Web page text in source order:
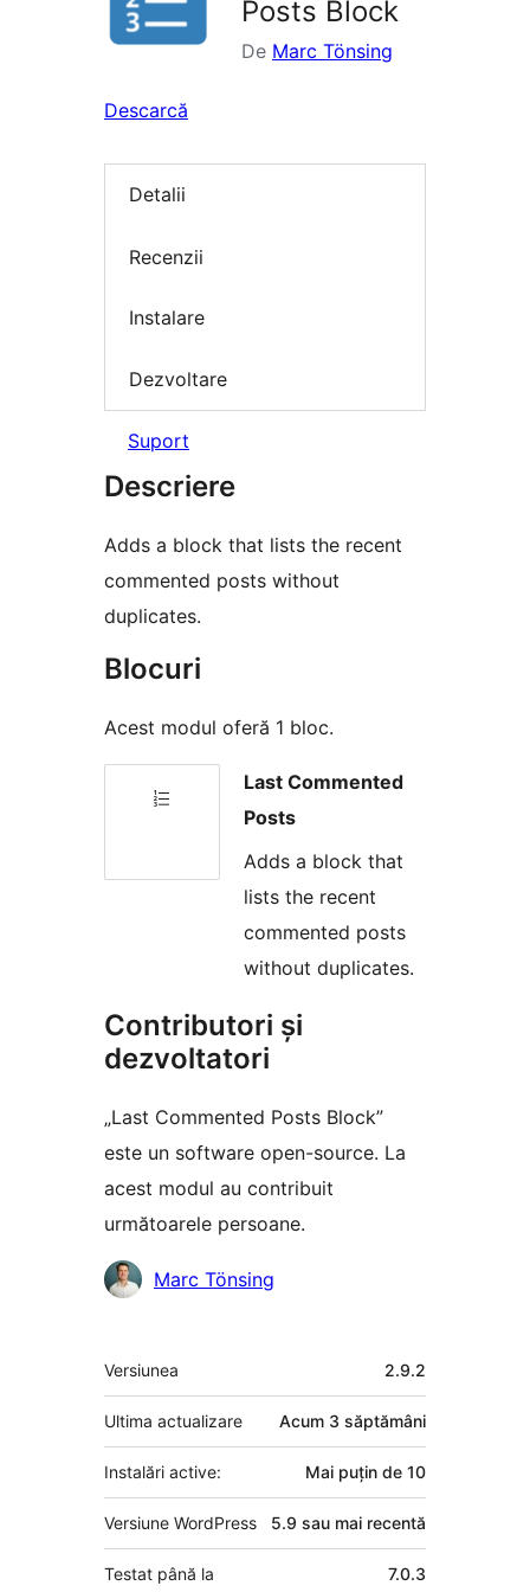
Posts Block
De Marc Tönsing
Descarcă
Detalii
Recenzii
Instalare
Dezvoltare
Suport
Descriere
Adds a block that lists the recent
commented posts without
duplicates.
Blocuri
Acest modul oferă 1 bloc.
Last Commented
Posts
Adds a block that
lists the recent
commented posts
without duplicates.
Contributori și
dezvoltatori
„Last Commented Posts Block”
este un software open-source. La
acest modul au contribuit
următoarele persoane.
Contributori
Marc Tönsing
Meta
Versiunea 2.9.2
Ultima actualizare Acum 3 săptămâni
Instalări active: Mai puțin de 10
Versiune WordPress 5.9 sau mai recentă
Testat până la 7.0.3